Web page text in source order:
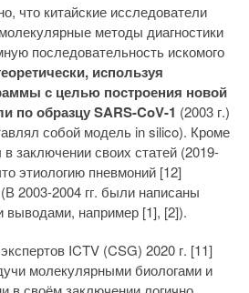
что китайские исследователи
методы диагностики
последовательность искомого
используя
с целью построения новой
по образцу SARS-CoV-1 (2003 г.)
собой модель in silico). Кроме
в заключении своих статей (2019-
этиологию пневмоний [12]
2003-2004 гг. были написаны
выводами, например [1], [2]).
ICTV (CSG) 2020 г. [11]
молекулярными биологами и